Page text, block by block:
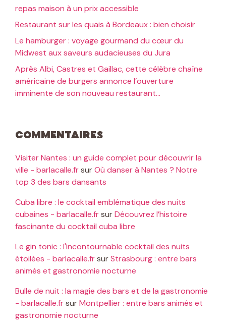
repas maison à un prix accessible
Restaurant sur les quais à Bordeaux : bien choisir
Le hamburger : voyage gourmand du cœur du
Midwest aux saveurs audacieuses du Jura
Après Albi, Castres et Gaillac, cette célèbre chaîne
américaine de burgers annonce l’ouverture
imminente de son nouveau restaurant…
Commentaires
Visiter Nantes : un guide complet pour découvrir la
ville - barlacalle.frsurOù danser à Nantes ? Notre
top 3 des bars dansants
Cuba libre : le cocktail emblématique des nuits
cubaines - barlacalle.frsurDécouvrez l’histoire
fascinante du cocktail cuba libre
Le gin tonic : l'incontournable cocktail des nuits
étoilées - barlacalle.frsurStrasbourg : entre bars
animés et gastronomie nocturne
Bulle de nuit : la magie des bars et de la gastronomie
- barlacalle.frsurMontpellier : entre bars animés et
gastronomie nocturne